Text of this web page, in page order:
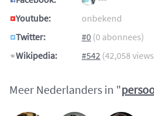
Youtube:
onbekend
Twitter:
#0 (0 abonnees)
Wikipedia:
#542 (42,058
Meer Nederlanders in "